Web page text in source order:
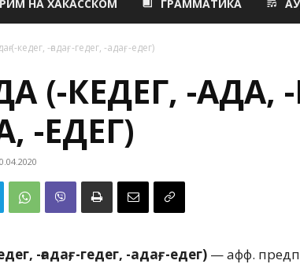
НА ХАКАССКОМ ГРАММАТИКА
(-кедег, -ғадағ, -гедег, -адағ, -едег)
(-КЕДЕГ, -ҒАДАҒ,
-ЕДЕГ)
-ғадағ, -гедег, -адағ, -едег) — афф.